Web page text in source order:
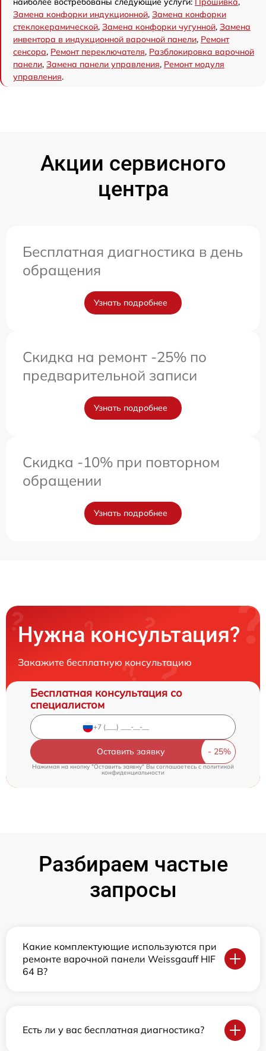
Замена конфорки индукционной, Замена конфорки
стеклокерамической, Замена конфорки чугунной, Замена
инвентора в индукционной варочной панели, Ремонт
сенсора, Ремонт переключателя, Разблокировка варочной
панели, Замена панели управления, Ремонт модуля
управления.
Акции сервисного
центра
Бесплатная диагностика в день
обращения
Узнать подробнее
Скидка на ремонт -25% по
предварительной записи
Узнать подробнее
Скидка -10% при повторном
обращении
Узнать подробнее
Нужна консультация?
Закажите бесплатную консультацию
Бесплатная консультация со
специалистом
Оставить заявку
Нажимая на кнопку "Оставить заявку" Вы соглашаетесь cполитикой
конфиденциальности
Разбираем частые
запросы
Какие комплектующие используются при
ремонте варочной панели Weissgauff HIF
64 B?
Есть ли у вас бесплатная диагностика?